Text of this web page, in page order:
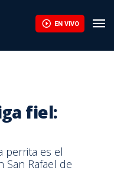
EN VIVO
fiel:
perrita es el
San Rafael de